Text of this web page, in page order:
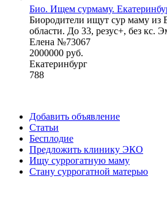
Био. Ищем сурмаму.
Биородители ищут сур маму из
области. До 33, резус+, без кс.
Елена №73067
2000000 руб.
Екатеринбург
788
Добавить объявление
Статьи
Бесплодие
Предложить клинику ЭКО
Ищу суррогатную маму
Стану суррогатной матерью